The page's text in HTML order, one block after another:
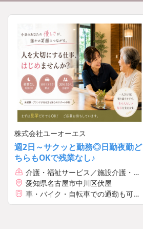
株式会社ユーオーエス
週2日～サクッと勤務◎日勤夜勤ど
ちらもOKで残業なし♪
介護・福祉サービス／施設介護・看
護
愛知県名古屋市中川区伏屋
車・バイク・自転車での通勤も可
能！※規定有、希望される場合は事